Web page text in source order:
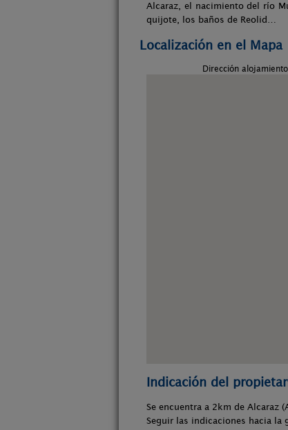
Alcaraz, el nacimiento del río
quijote, los baños de Reolid…
Localización en el Mapa
Dirección
Indicación del
Se encuentra a 2km de Alcaraz
Seguir las indicaciones hacia la